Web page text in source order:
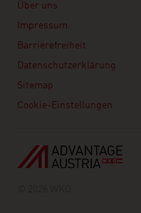
Über uns
Impressum
Barrierefreiheit
Datenschutzerklärung
Sitemap
Cookie-Einstellungen